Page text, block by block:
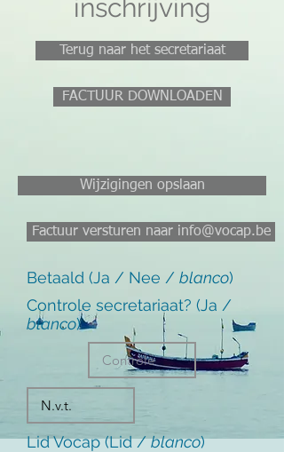
inschrijving
Terug naar het secretariaat
FACTUUR DOWNLOADEN
Wijzigingen opslaan
Factuur versturen naar info@vocap.be
Betaald (Ja / Nee / blanco)
Controle secretariaat? (Ja /
blanco)
Lid Vocap (Lid /blanco)